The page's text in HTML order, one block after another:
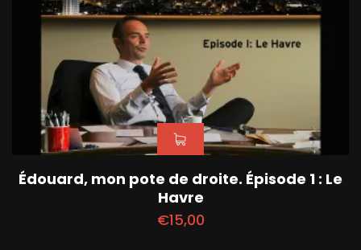
Édouard, mon pote de droite. Épisode 1 : Le
Havre
€15,00